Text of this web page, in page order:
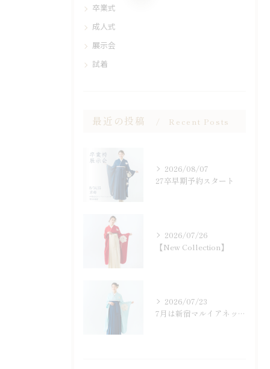
卒業式
成人式
展示会
試着
最近の投稿 Recent Posts
2026/08/07
27卒早期予約スタート
2026/07/26
【New Collection】
2026/07/23
7月は新宿マルイアネックスにて